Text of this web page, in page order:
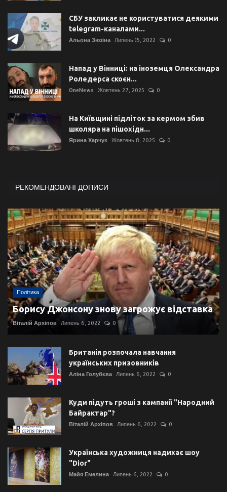
СБУ закликає не користуватися деякими
telegram-каналами...
Альона Зюзіна Липень 15, 2022 0
Напад у Вінниці: на іноземця Олександра
Роледерса скоєн...
OneNews Жовтень 27, 2025 0
На Київщині підліток за кермом збив
школяра на пішохідн...
Ярина Харчук Жовтень 8, 2025 0
РЕКОМЕНДОВАНІ ДОПИСИ
Політика
Борису Джонсону знову загрожує відставка
Віталій Архіпов Липень 6, 2022 0
Британія розпочала навчання
українських призовників
Аліна Голубєва Липень 6, 2022 0
Куди підуть гроші з кампанії "Народний
Байрактар"?
Віталій Архіпов Липень 6, 2022 0
Українська художниця надихає шоу
"Dior"
Майя Емелина Липень 6, 2022 0